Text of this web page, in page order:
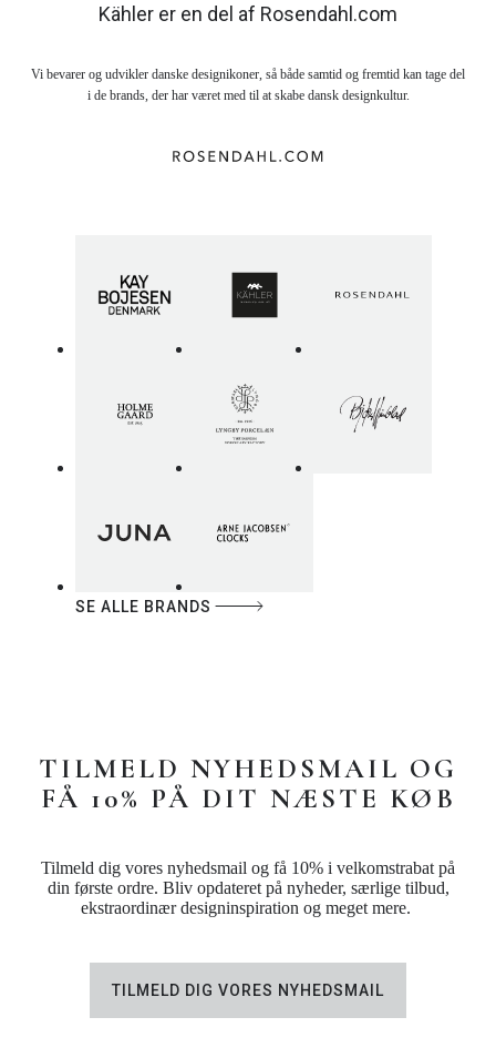
Kähler er en del af Rosendahl.com
Vi bevarer og udvikler danske designikoner, så både samtid og fremtid kan tage del
i de brands, der har været med til at skabe dansk designkultur.
SE ALLE BRANDS
TILMELD NYHEDSMAIL OG
FÅ 10% PÅ DIT NÆSTE KØB
Tilmeld dig vores nyhedsmail og få 10% i velkomstrabat på
din første ordre. Bliv opdateret på nyheder, særlige tilbud,
ekstraordinær designinspiration og meget mere.
TILMELD DIG VORES NYHEDSMAIL